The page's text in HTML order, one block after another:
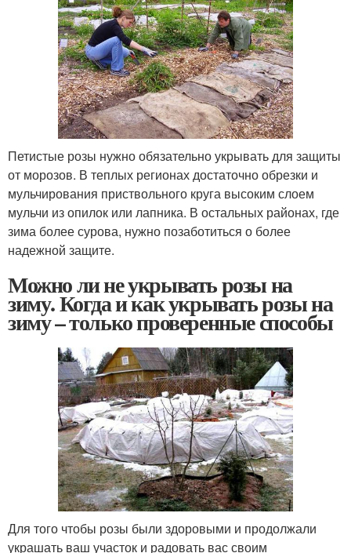
Петистые розы нужно обязательно укрывать для защиты
от морозов. В теплых регионах достаточно обрезки и
мульчирования приствольного круга высоким слоем
мульчи из опилок или лапника. В остальных районах, где
зима более сурова, нужно позаботиться о более
надежной защите.
Можно ли не укрывать розы на
зиму. Когда и как укрывать розы на
зиму – только проверенные способы
Для того чтобы розы были здоровыми и продолжали
украшать ваш участок и радовать вас своим